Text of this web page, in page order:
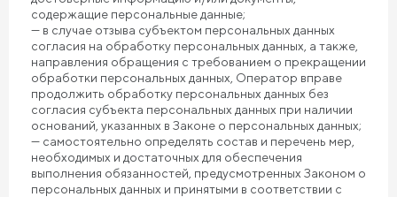
содержащие персональные данные;
— в случае отзыва субъектом персональных данных
согласия на обработку персональных данных, а также,
направления обращения с требованием о прекращении
обработки персональных данных, Оператор вправе
продолжить обработку персональных данных без
согласия субъекта персональных данных при наличии
оснований, указанных в Законе о персональных данных;
— самостоятельно определять состав и перечень мер,
необходимых и достаточных для обеспечения
выполнения обязанностей, предусмотренных Законом о
персональных данных и принятыми в соответствии с